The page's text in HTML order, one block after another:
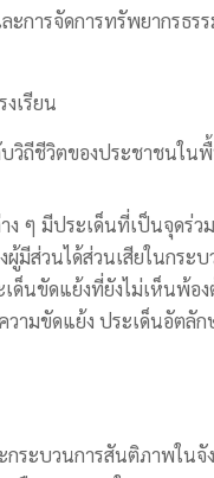
ารจัดการทรัพยากรธร
เรียน
วิถีชีวิตของประชาชนใน
ๆ มีประเด็นที่เป็นจุดร่ว
มีส่วนได้ส่วนเสียในกร
นขัดแย้งที่ยังไม่เห็นพ้อ
วามขัดแย้ง ประเด็นอัต
กระบวนการสันติภาพใน